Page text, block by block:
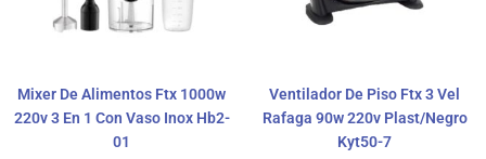
Mixer De Alimentos Ftx 1000w
220v 3 En 1 Con Vaso Inox Hb2-
01
Ventilador De Piso Ftx 3 Vel
Rafaga 90w 220v Plast/Negro
Kyt50-7